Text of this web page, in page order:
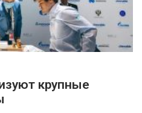
крупные